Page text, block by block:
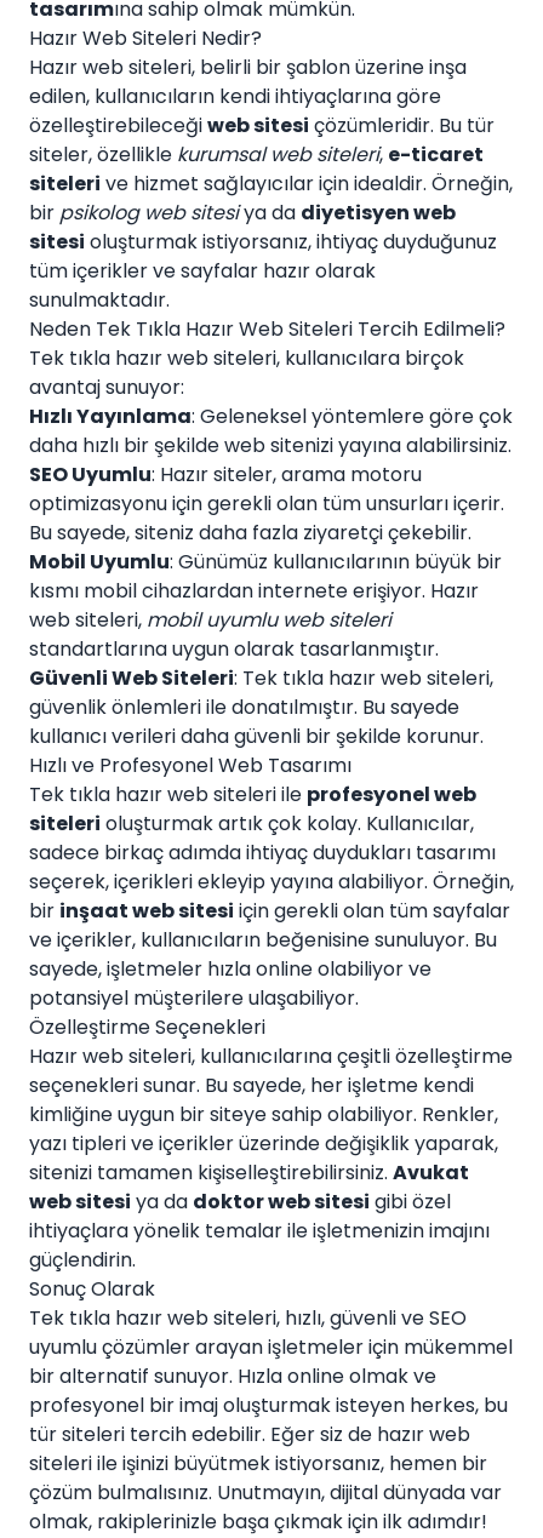
tasarımına sahip olmak mümkün.
Hazır Web Siteleri Nedir?
Hazır web siteleri, belirli bir şablon üzerine inşa
edilen, kullanıcıların kendi ihtiyaçlarına göre
özelleştirebileceğiweb sitesi çözümleridir. Bu tür
siteler, özellikle kurumsal web siteleri, e-ticaret
siteleri ve hizmet sağlayıcılar için idealdir. Örneğin,
bir psikolog web sitesiya da diyetisyen web
sitesi oluşturmak istiyorsanız, ihtiyaç duyduğunuz
tüm içerikler ve sayfalar hazır olarak
sunulmaktadır.
Neden Tek Tıkla Hazır Web Siteleri Tercih Edilmeli?
Tek tıkla hazır web siteleri, kullanıcılara birçok
avantaj sunuyor:
Hızlı Yayınlama: Geleneksel yöntemlere göre çok
daha hızlı bir şekilde web sitenizi yayına alabilirsiniz.
SEO Uyumlu: Hazır siteler, arama motoru
optimizasyonu için gerekli olan tüm unsurları içerir.
Bu sayede, siteniz daha fazla ziyaretçi çekebilir.
Mobil Uyumlu: Günümüz kullanıcılarının büyük bir
kısmı mobil cihazlardan internete erişiyor. Hazır
web siteleri, mobil uyumlu web siteleri
standartlarına uygun olarak tasarlanmıştır.
Güvenli Web Siteleri: Tek tıkla hazır web siteleri,
güvenlik önlemleri ile donatılmıştır. Bu sayede
kullanıcı verileri daha güvenli bir şekilde korunur.
Hızlı ve Profesyonel Web Tasarımı
Tek tıkla hazır web siteleri ile profesyonel web
siteleri oluşturmak artık çok kolay. Kullanıcılar,
sadece birkaç adımda ihtiyaç duydukları tasarımı
seçerek, içerikleri ekleyip yayına alabiliyor. Örneğin,
bir inşaat web sitesi için gerekli olan tüm sayfalar
ve içerikler, kullanıcıların beğenisine sunuluyor. Bu
sayede, işletmeler hızla online olabiliyor ve
potansiyel müşterilere ulaşabiliyor.
Özelleştirme Seçenekleri
Hazır web siteleri, kullanıcılarına çeşitli özelleştirme
seçenekleri sunar. Bu sayede, her işletme kendi
kimliğine uygun bir siteye sahip olabiliyor. Renkler,
yazı tipleri ve içerikler üzerinde değişiklik yaparak,
sitenizi tamamen kişiselleştirebilirsiniz. Avukat
web sitesi ya da doktor web sitesi gibi özel
ihtiyaçlara yönelik temalar ile işletmenizin imajını
güçlendirin.
Sonuç Olarak
Tek tıkla hazır web siteleri, hızlı, güvenli ve SEO
uyumlu çözümler arayan işletmeler için mükemmel
bir alternatif sunuyor. Hızla online olmak ve
profesyonel bir imaj oluşturmak isteyen herkes, bu
tür siteleri tercih edebilir. Eğer siz de hazır web
siteleri ile işinizi büyütmek istiyorsanız, hemen bir
çözüm bulmalısınız. Unutmayın, dijital dünyada var
olmak, rakiplerinizle başa çıkmak için ilk adımdır!